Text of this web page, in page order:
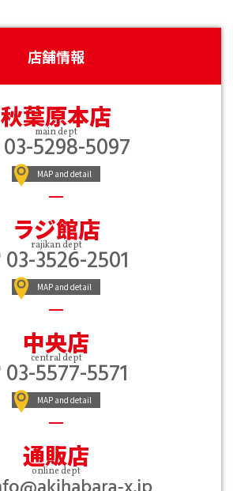
店舗情報
秋葉原本店
main dept
03-5298-5097
MAP and detail
ラジ館店
rajikan dept
03-3526-2501
MAP and detail
中央店
central dept
03-5577-5571
MAP and detail
通販店
online dept